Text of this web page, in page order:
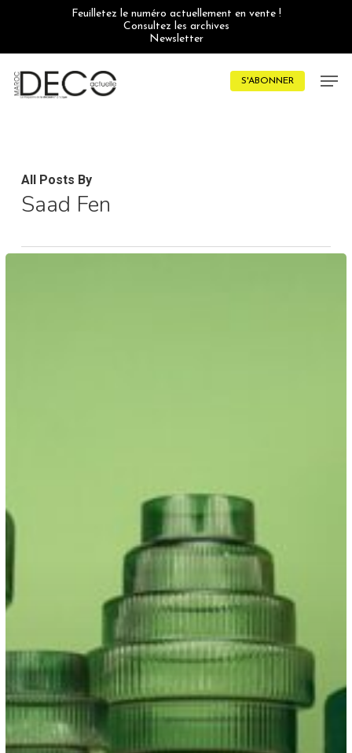
Feuilletez le numéro actuellement en vente !
Consultez les archives
Newsletter
S'ABONNER
All Posts By
Saad Fen